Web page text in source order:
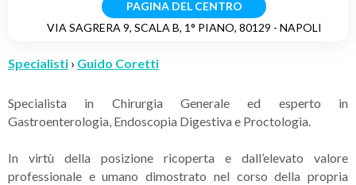
PAGINA DEL CENTRO
VIA SAGRERA 9, SCALA B, 1° PIANO, 80129 - NAPOLI
Specialisti › Guido Coretti
Specialista in Chirurgia Generale ed esperto in
Gastroenterologia, Endoscopia Digestiva e Proctologia.
In virtù della posizione ricoperta e dall’elevato valore
professionale e umano dimostrato nel corso della propria